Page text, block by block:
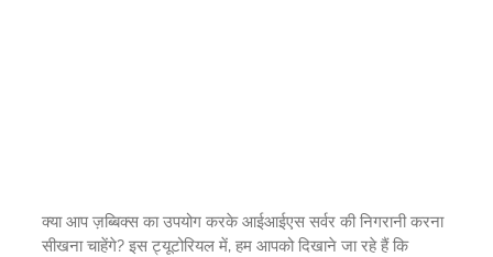
क्या आप ज़ब्बिक्स का उपयोग करके आईआईएस सर्वर की निगरानी करना
सीखना चाहेंगे? इस ट्यूटोरियल में, हम आपको दिखाने जा रहे हैं कि